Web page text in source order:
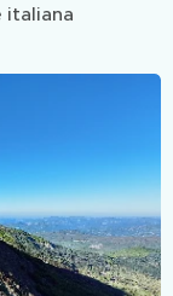
italiana